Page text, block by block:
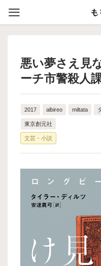
悪い夢さえ見
ーチ市警殺人
2017 albireo miltata
東京創元社
文芸・小説